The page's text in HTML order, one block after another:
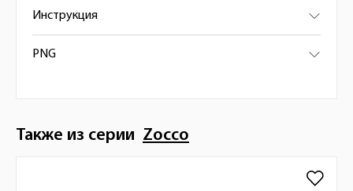
Инструкция
PNG
Также из серии Zocco